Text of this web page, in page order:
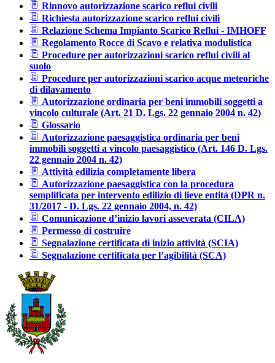
Rinnovo autorizzazione scarico reflui civili
Richiesta autorizzazione scarico reflui civili
Relazione Schema Impianto Scarico Reflui - IMHOFF
Regolamento Rocce di Scavo e relativa modulistica
Procedure per autorizzazioni scarico reflui civili al
suolo
Procedure per autorizzazioni scarico acque meteoriche
di dilavamento
Autorizzazione ordinaria per beni immobili soggetti a
vincolo culturale (Art. 21 D. Lgs. 22 gennaio 2004 n. 42)
Glossario
Autorizzazione paesaggistica ordinaria per beni
immobili soggetti a vincolo paesaggistico (Art. 146 D. Lgs.
22 gennaio 2004 n. 42)
Attività edilizia completamente libera
Autorizzazione paesaggistica con la procedura
semplificata per intervento edilizio di lieve entità (DPR n.
31/2017 - D. Lgs. 22 gennaio 2004, n. 42)
Comunicazione d’inizio lavori asseverata (CILA)
Permesso di costruire
Segnalazione certificata di inizio attività (SCIA)
Segnalazione certificata per l’agibilità (SCA)